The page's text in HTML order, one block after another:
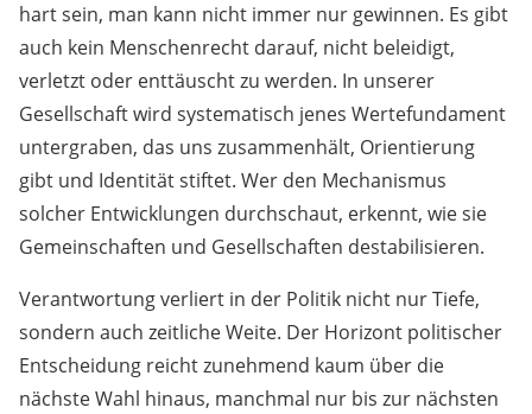
hart sein, man kann nicht immer nur gewinnen. Es gibt
auch kein Menschenrecht darauf, nicht beleidigt,
verletzt oder enttäuscht zu werden. In unserer
Gesellschaft wird systematisch jenes Wertefundament
untergraben, das uns zusammenhält, Orientierung
gibt und Identität stiftet. Wer den Mechanismus
solcher Entwicklungen durchschaut, erkennt, wie sie
Gemeinschaften und Gesellschaften destabilisieren.
Verantwortung verliert in der Politik nicht nur Tiefe,
sondern auch zeitliche Weite. Der Horizont politischer
Entscheidung reicht zunehmend kaum über die
nächste Wahl hinaus, manchmal nur bis zur nächsten